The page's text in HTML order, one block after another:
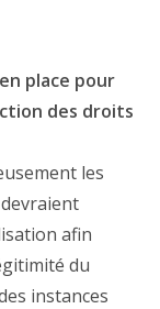
place pour
des droits
les
afin
du
instances